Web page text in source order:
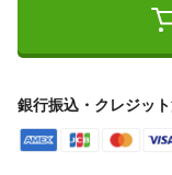
銀行振込・クレジッ